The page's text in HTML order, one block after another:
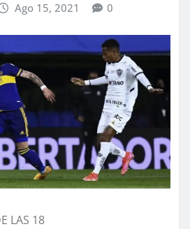
Ago 15, 2021 0
LAS 18